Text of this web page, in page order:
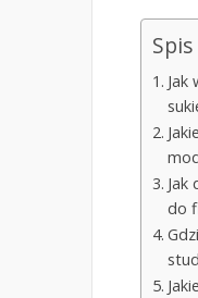
Jak
Jak
do